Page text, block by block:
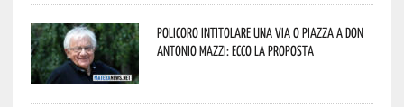
Policoro intitolare una via o piazza a don
Antonio Mazzi: ecco la proposta